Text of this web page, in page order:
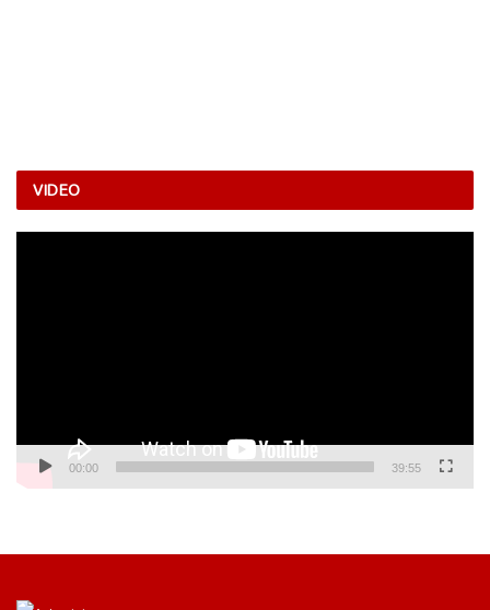
VIDEO
00:00 39:55